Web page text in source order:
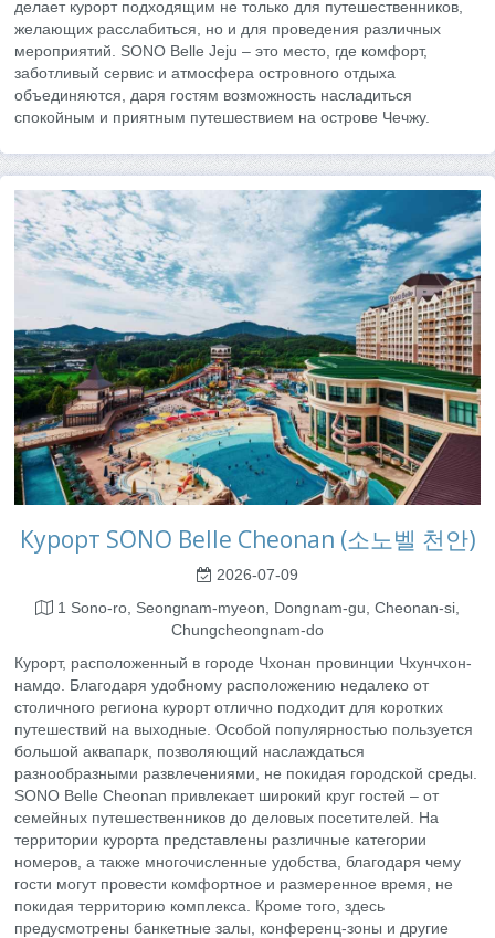
делает курорт подходящим не только для путешественников,
желающих расслабиться, но и для проведения различных
мероприятий. SONO Belle Jeju – это место, где комфорт,
заботливый сервис и атмосфера островного отдыха
объединяются, даря гостям возможность насладиться
спокойным и приятным путешествием на острове Чечжу.
Курорт SONO Belle Cheonan (소노벨 천안)
2026-07-09
1 Sono-ro, Seongnam-myeon, Dongnam-gu, Cheonan-si,
Chungcheongnam-do
Курорт, расположенный в городе Чхонан провинции Чхунчхон-
намдо. Благодаря удобному расположению недалеко от
столичного региона курорт отлично подходит для коротких
путешествий на выходные. Особой популярностью пользуется
большой аквапарк, позволяющий наслаждаться
разнообразными развлечениями, не покидая городской среды.
SONO Belle Cheonan привлекает широкий круг гостей – от
семейных путешественников до деловых посетителей. На
территории курорта представлены различные категории
номеров, а также многочисленные удобства, благодаря чему
гости могут провести комфортное и размеренное время, не
покидая территорию комплекса. Кроме того, здесь
предусмотрены банкетные залы, конференц-зоны и другие